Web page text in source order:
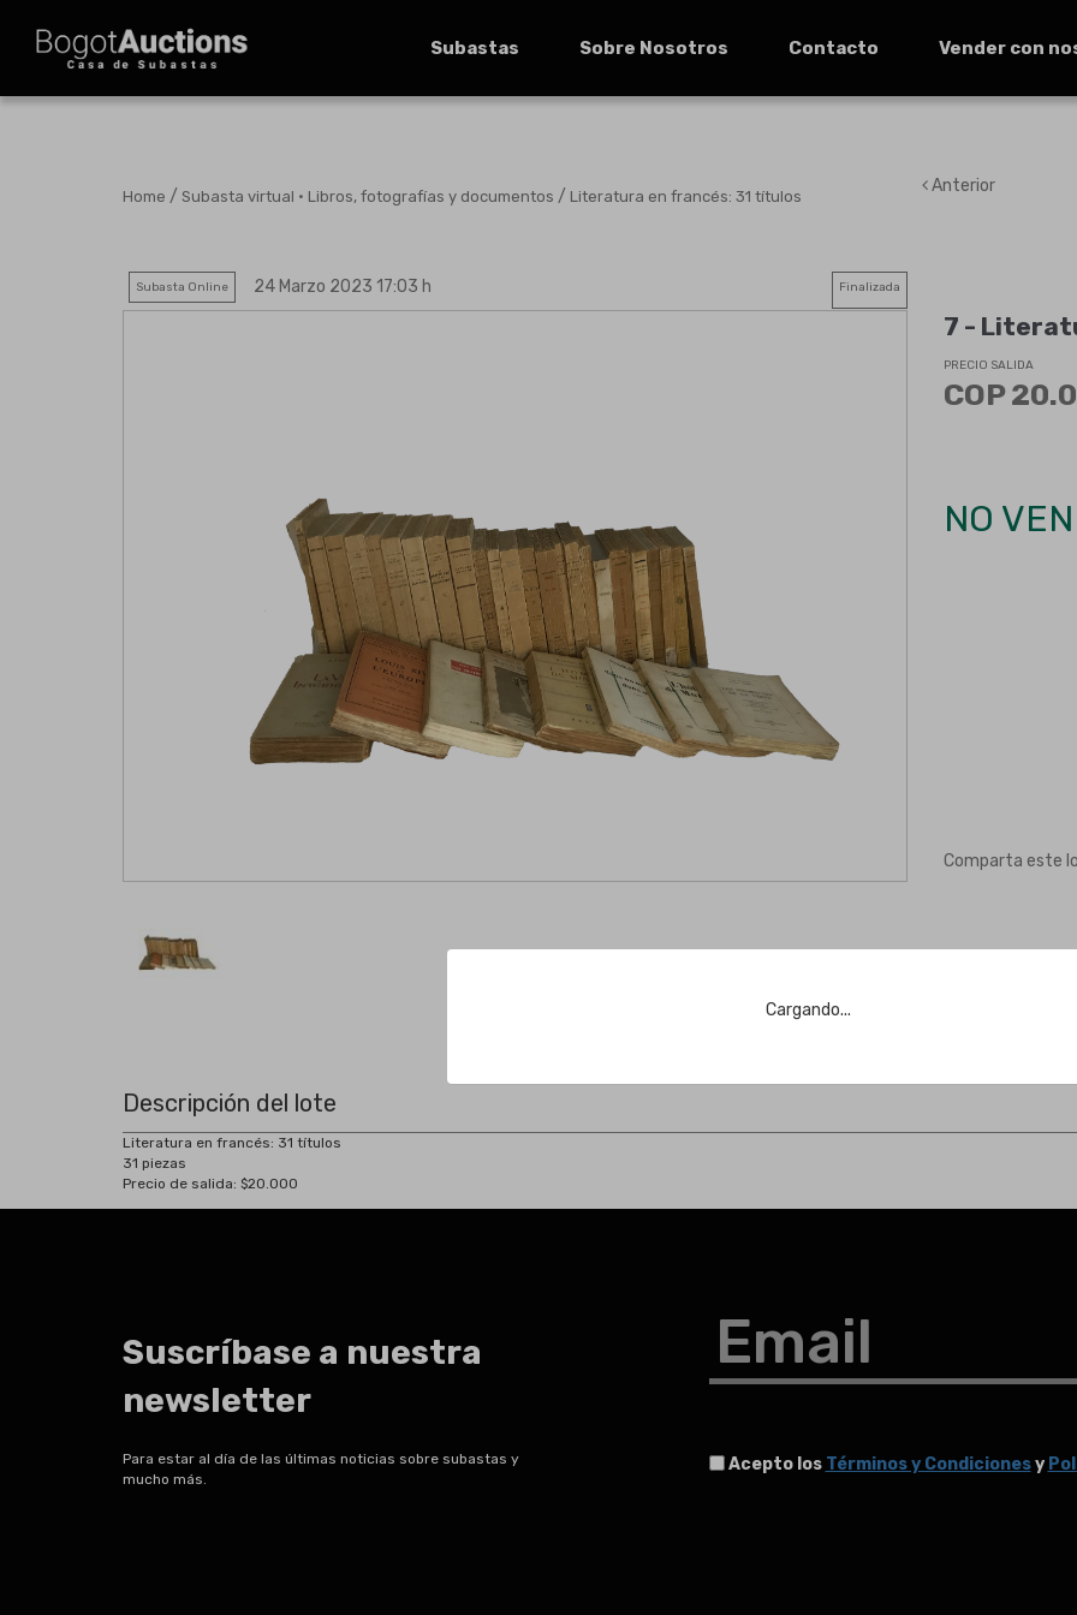
Cargando...
Subastas Sobre Nosotros Contacto Vender con
Home / Subasta virtual · Libros, fotografías y documentos / Literatura en francés: 31 títulos
Anterior
Subasta Online 24 Marzo 2023 17:03 h Finalizada
7 -
PRECIO SALIDA
COP
NO
Comparta este
Descripción del lote
Literatura en francés: 31 títulos
31 piezas
Precio de salida: $20.000
Suscríbase a nuestra
newsletter
Para estar al día de las últimas noticias sobre subastas y
mucho más.
Email
Acepto los Términos y Condicionesy